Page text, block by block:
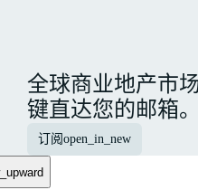
全球商业地产市
键直达您的邮箱。
订阅 open_in_new